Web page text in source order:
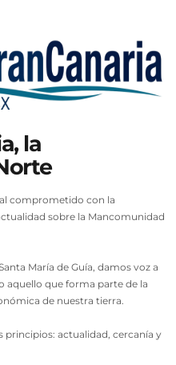
la
comprometido con la
sobre la Mancomunidad
María de Guía, damos voz a
aquello que forma parte de la
de nuestra tierra.
principios: actualidad, cercanía y